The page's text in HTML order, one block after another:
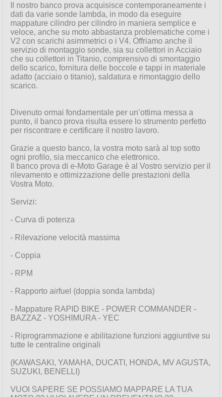
Il nostro banco prova acquisisce contemporaneamente i
dati da varie sonde lambda, in modo da eseguire
mappature cilindro per cilindro in maniera semplice e
veloce, anche su moto abbastanza problematiche come i
V2 con scarichi asimmetrici o i V4. Offriamo anche il
servizio di montaggio sonde, sia su collettori in Acciaio
che su collettori in Titanio, comprensivo di smontaggio
dello scarico, fornitura delle boccole e tappi in materiale
adatto (acciaio o titanio), saldatura e rimontaggio dello
scarico.
Divenuto ormai fondamentale per un’ottima messa a
punto, il banco prova risulta essere lo strumento perfetto
per riscontrare e certificare il nostro lavoro.
Grazie a questo banco, la vostra moto sarà al top sotto
ogni profilo, sia meccanico che elettronico.
Il banco prova di e-Moto Garage è al Vostro servizio per il
rilevamento e ottimizzazione delle prestazioni della
Vostra Moto.
Servizi:
- Curva di potenza
- Rilevazione velocità massima
- Coppia
- RPM
- Rapporto airfuel (doppia sonda lambda)
- Mappature RAPID BIKE - POWER COMMANDER -
BAZZAZ - YOSHIMURA - YEC
- Riprogrammazione e abilitazione funzioni aggiuntive su
tutte le centraline originali
(KAWASAKI, YAMAHA, DUCATI, HONDA, MV AGUSTA,
SUZUKI, BENELLI)
VUOI SAPERE SE POSSIAMO MAPPARE LA TUA